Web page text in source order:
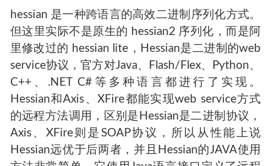
hessian 是一种跨语言的高效二进制序列化方式。
但这里实际不是原生的 hessian2 序列化，而是阿
里修改过的 hessian lite，Hessian是二进制的web
service协议，官方对Java、Flash/Flex、Python、
C++、.NET C#等多种语言都进行了实现。
Hessian和Axis、XFire都能实现web service方式
的远程方法调用，区别是Hessian是二进制协议，
Axis、XFire则是SOAP协议，所以从性能上说
Hessian远优于后两者，并且Hessian的JAVA使用